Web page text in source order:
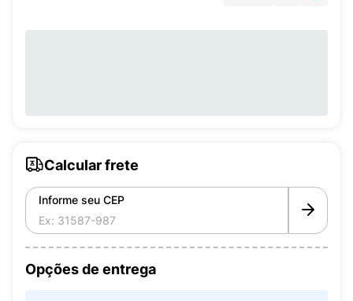
Calcular frete
Informe seu CEP
Opções de entrega